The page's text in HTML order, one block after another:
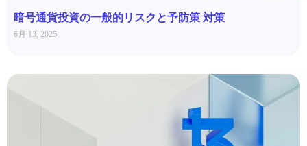
暗号通貨投資の一般的リスクと予防策 対策
6月 13, 2025